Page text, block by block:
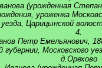
(урожденная
уроженка
уезда, Царицынской
4.
Петр Емельянович,
губернии, Московского
д.Орехово